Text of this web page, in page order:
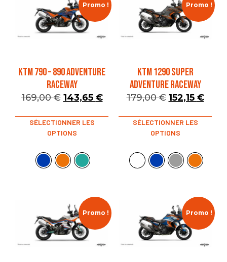
Promo !
KTM 790 – 890 ADVENTURE
RACEWAY
169,00€ 143,65 €
SÉLECTIONNER LES
OPTIONS
Promo !
KTM 1290 SUPER
ADVENTURE RACEWAY
179,00€ 152,15 €
SÉLECTIONNER LES
OPTIONS
Promo ! Promo !